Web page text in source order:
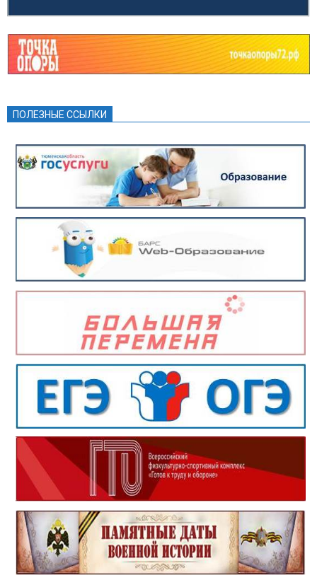
ПОЛЕЗНЫЕ ССЫЛКИ